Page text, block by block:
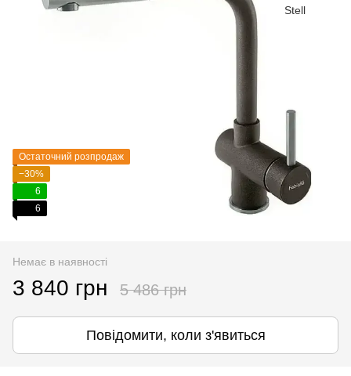
Остаточний розпродаж
−30%
6
6
Немає в наявності
3 840 грн 5 486 грн
Повідомити, коли з'явиться